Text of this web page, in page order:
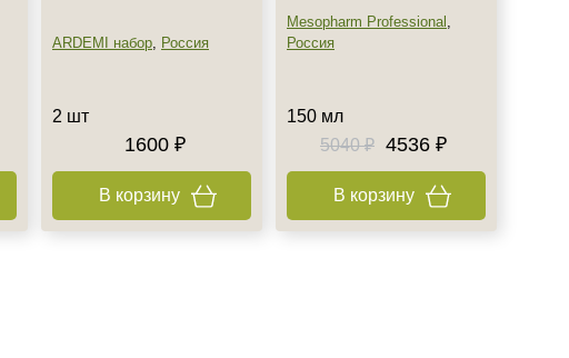
ARDEMI набор, Россия
2 шт
1600 ₽
В корзину
Mesopharm Professional ,
Россия
150 мл
5040 ₽ 4536 ₽
В корзину